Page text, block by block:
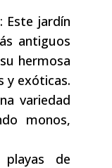
Este jardín
antiguos
hermosa
y exóticas.
variedad
monos,
playas de